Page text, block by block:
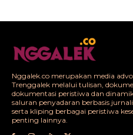
Nggalek.co merupakan media
Trenggalek melalui tulisan,
dokumentasi peristiwa dan
saluran penyadaran berbasis
serta kliping berbagai peristiwa
penting lainnya.